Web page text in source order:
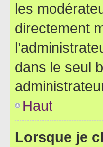
les
directement
dans le seul
Haut
Lorsque je